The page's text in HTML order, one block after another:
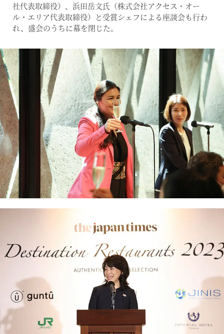
社代表取締役）、浜田岳文氏（株式会社アクセス・オー
ル・エリア代表取締役）と受賞シェフによる座談会も行わ
れ、盛会のうちに幕を閉じた。